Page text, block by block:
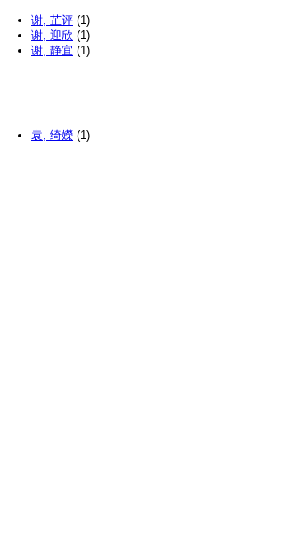
谢, 芷评 (1)
谢, 迎欣 (1)
谢, 静宜 (1)
袁, 绮嬫 (1)